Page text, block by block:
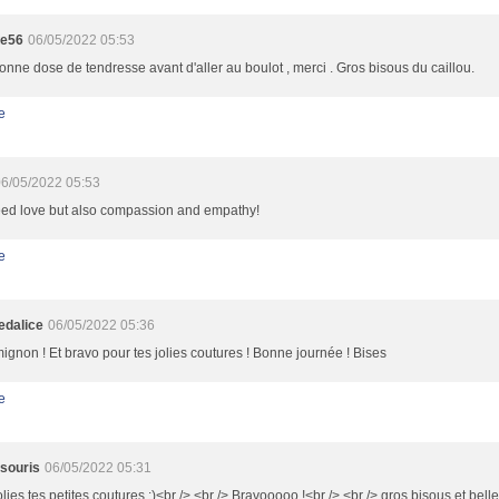
06/05/2022 05:53
dose de tendresse avant d'aller au boulot , merci . Gros bisous du caillou.
05/2022 05:53
love but also compassion and empathy!
06/05/2022 05:36
! Et bravo pour tes jolies coutures ! Bonne journée ! Bises
06/05/2022 05:31
tes petites coutures :)<br /> <br /> Bravooooo !<br /> <br /> gros bisous et